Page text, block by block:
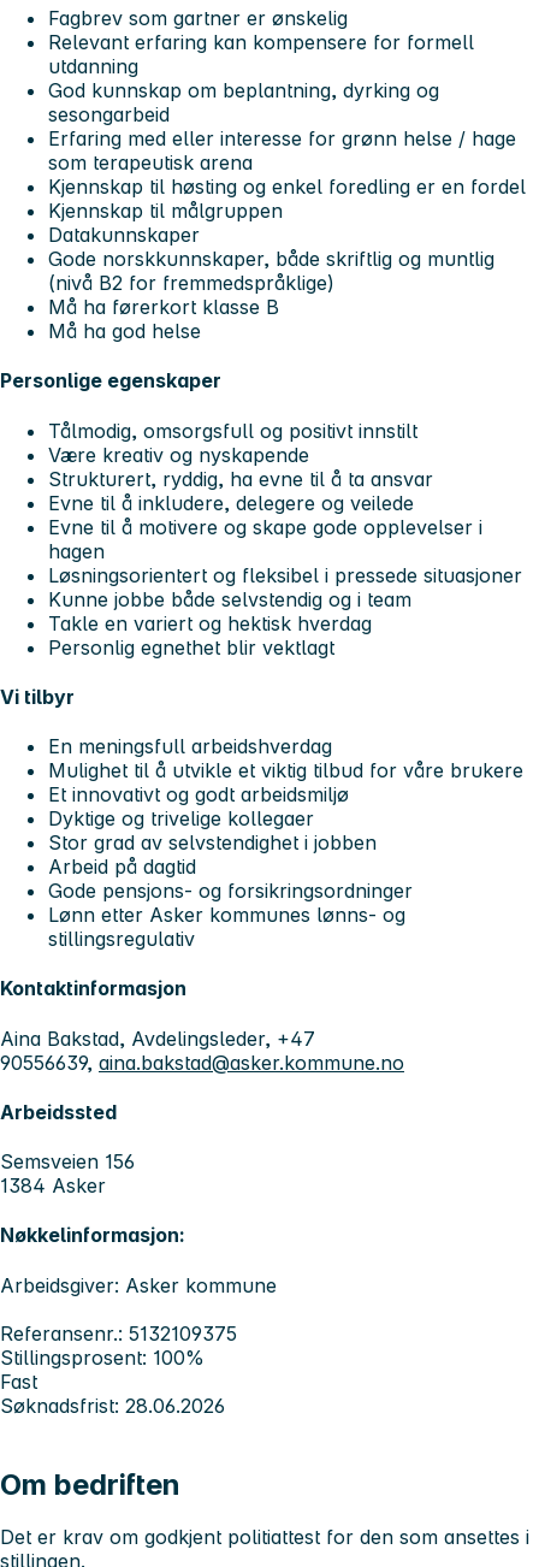
Fagbrev som gartner er ønskelig
Relevant erfaring kan kompensere for formell
utdanning
God kunnskap om beplantning, dyrking og
sesongarbeid
Erfaring med eller interesse for grønn helse / hage
som terapeutisk arena
Kjennskap til høsting og enkel foredling er en fordel
Kjennskap til målgruppen
Datakunnskaper
Gode norskkunnskaper, både skriftlig og muntlig
(nivå B2 for fremmedspråklige)
Må ha førerkort klasse B
Må ha god helse
Personlige egenskaper
Tålmodig, omsorgsfull og positivt innstilt
Være kreativ og nyskapende
Strukturert, ryddig, ha evne til å ta ansvar
Evne til å inkludere, delegere og veilede
Evne til å motivere og skape gode opplevelser i
hagen
Løsningsorientert og fleksibel i pressede situasjoner
Kunne jobbe både selvstendig og i team
Takle en variert og hektisk hverdag
Personlig egnethet blir vektlagt
Vi tilbyr
En meningsfull arbeidshverdag
Mulighet til å utvikle et viktig tilbud for våre brukere
Et innovativt og godt arbeidsmiljø
Dyktige og trivelige kollegaer
Stor grad av selvstendighet i jobben
Arbeid på dagtid
Gode pensjons- og forsikringsordninger
Lønn etter Asker kommunes lønns- og
stillingsregulativ
Kontaktinformasjon
Aina Bakstad, Avdelingsleder, +47
90556639, aina.bakstad@asker.kommune.no
Arbeidssted
Semsveien 156
1384 Asker
Nøkkelinformasjon:
Arbeidsgiver: Asker kommune
Referansenr.: 5132109375
Stillingsprosent: 100%
Fast
Søknadsfrist: 28.06.2026
Om bedriften
Det er krav om godkjent politiattest for den som ansettes i
stillingen.